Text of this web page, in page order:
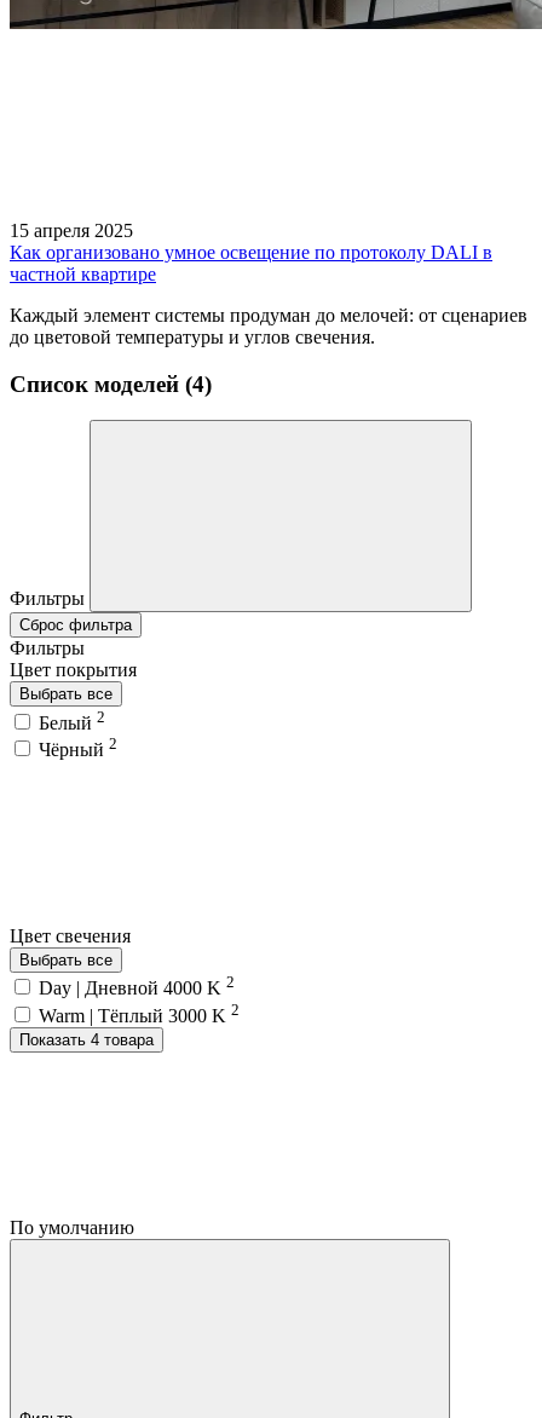
15 апреля 2025
Как организовано умное освещение по протоколу DALI в
частной квартире
Каждый элемент системы продуман до мелочей: от сценариев
до цветовой температуры и углов свечения.
Список моделей (4)
Фильтры
Сброс фильтра
Фильтры
Цвет покрытия
Выбрать все
Белый 2
Чёрный 2
Цвет свечения
Выбрать все
Day | Дневной 4000 K 2
Warm | Тёплый 3000 K 2
Показать 4 товара
По умолчанию